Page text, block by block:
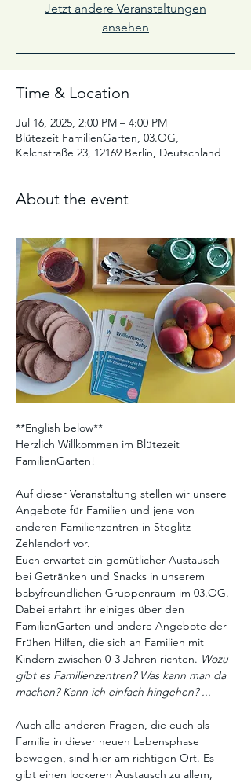
Jetzt andere Veranstaltungen
ansehen
Time & Location
Jul 16, 2025, 2:00 PM – 4:00 PM
Blütezeit FamilienGarten, 03.OG,
Kelchstraße 23, 12169 Berlin, Deutschland
About the event
**English below**
Herzlich Willkommen im Blütezeit
FamilienGarten!
Auf dieser Veranstaltung stellen wir unsere
Angebote für Familien und jene von
anderen Familienzentren in Steglitz-
Zehlendorf vor.
Euch erwartet ein gemütlicher Austausch
bei Getränken und Snacks in unserem
babyfreundlichen Gruppenraum im 03.OG.
Dabei erfahrt ihr einiges über den
FamilienGarten und andere Angebote der
Frühen Hilfen, die sich an Familien mit
Kindern zwischen 0-3 Jahren richten. Wozu
gibt es Familienzentren? Was kann man da
machen? Kann ich einfach hingehen? ...
Auch alle anderen Fragen, die euch als
Familie in dieser neuen Lebensphase
bewegen, sind hier am richtigen Ort. Es
gibt einen lockeren Austausch zu allem,